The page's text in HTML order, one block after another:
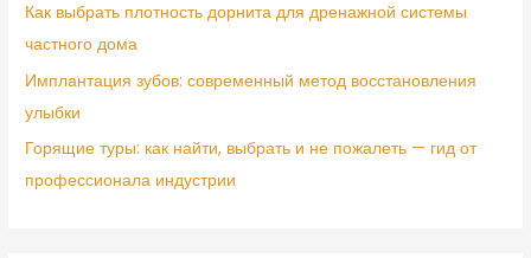
Как выбрать плотность дорнита для дренажной системы
частного дома
Имплантация зубов: современный метод восстановления
улыбки
Горящие туры: как найти, выбрать и не пожалеть — гид от
профессионала индустрии